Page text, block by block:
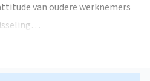
van oudere werknemers